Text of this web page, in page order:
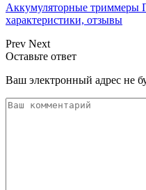
Аккумуляторные
характеристики, отзывы
Prev Next
Оставьте ответ
Ваш электронный адрес не